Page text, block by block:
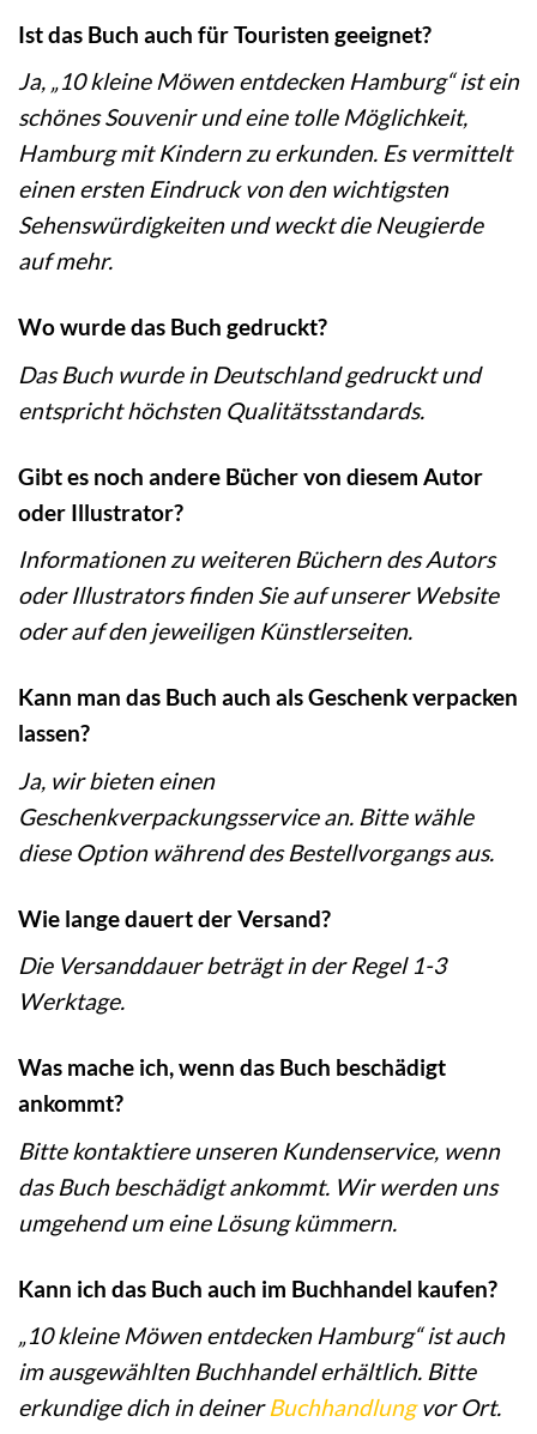
Ist das Buch auch für Touristen geeignet?
Ja, „10 kleine Möwen entdecken Hamburg“ ist ein
schönes Souvenir und eine tolle Möglichkeit,
Hamburg mit Kindern zu erkunden. Es vermittelt
einen ersten Eindruck von den wichtigsten
Sehenswürdigkeiten und weckt die Neugierde
auf mehr.
Wo wurde das Buch gedruckt?
Das Buch wurde in Deutschland gedruckt und
entspricht höchsten Qualitätsstandards.
Gibt es noch andere Bücher von diesem Autor
oder Illustrator?
Informationen zu weiteren Büchern des Autors
oder Illustrators finden Sie auf unserer Website
oder auf den jeweiligen Künstlerseiten.
Kann man das Buch auch als Geschenk verpacken
lassen?
Ja, wir bieten einen
Geschenkverpackungsservice an. Bitte wähle
diese Option während des Bestellvorgangs aus.
Wie lange dauert der Versand?
Die Versanddauer beträgt in der Regel 1-3
Werktage.
Was mache ich, wenn das Buch beschädigt
ankommt?
Bitte kontaktiere unseren Kundenservice, wenn
das Buch beschädigt ankommt. Wir werden uns
umgehend um eine Lösung kümmern.
Kann ich das Buch auch im Buchhandel kaufen?
„10 kleine Möwen entdecken Hamburg“ ist auch
im ausgewählten Buchhandel erhältlich. Bitte
erkundige dich in deinerBuchhandlungvor Ort.